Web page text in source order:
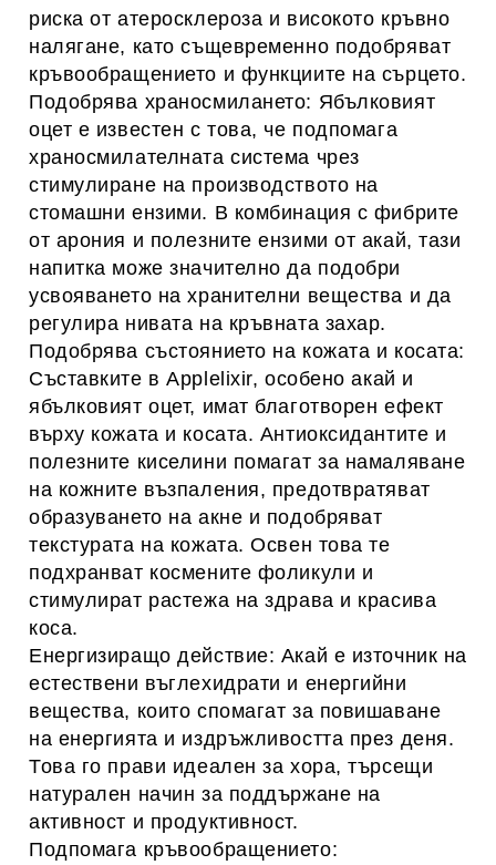
риска от атеросклероза и високото кръвно
налягане, като същевременно подобряват
кръвообращението и функциите на сърцето.
Подобрява храносмилането: Ябълковият
оцет е известен с това, че подпомага
храносмилателната система чрез
стимулиране на производството на
стомашни ензими. В комбинация с фибрите
от арония и полезните ензими от акай, тази
напитка може значително да подобри
усвояването на хранителни вещества и да
регулира нивата на кръвната захар.
Подобрява състоянието на кожата и косата:
Съставките в Applelixir, особено акай и
ябълковият оцет, имат благотворен ефект
върху кожата и косата. Антиоксидантите и
полезните киселини помагат за намаляване
на кожните възпаления, предотвратяват
образуването на акне и подобряват
текстурата на кожата. Освен това те
подхранват космените фоликули и
стимулират растежа на здрава и красива
коса.
Енергизиращо действие: Акай е източник на
естествени въглехидрати и енергийни
вещества, които спомагат за повишаване
на енергията и издръжливостта през деня.
Това го прави идеален за хора, търсещи
натурален начин за поддържане на
активност и продуктивност.
Подпомага кръвообращението: